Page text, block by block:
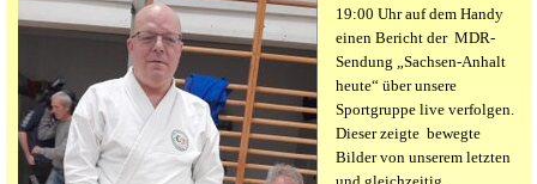
19:00 Uhr auf dem Handy
einen Bericht der MDR-
Sendung „Sachsen-Anhalt
heute“ über unsere
Sportgruppe live verfolgen.
Dieser zeigte bewegte
Bilder von unserem letzten